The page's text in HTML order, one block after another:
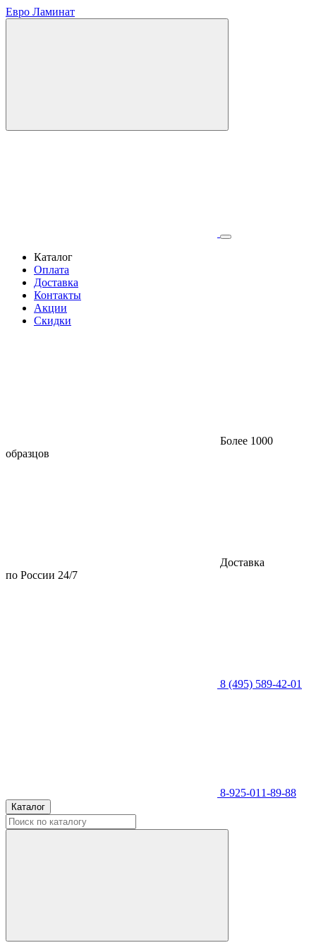
Евро Ламинат
Каталог
Оплата
Доставка
Контакты
Акции
Скидки
Более 1000
образцов
Доставка
по России 24/7
8 (495) 589-42-01
8-925-011-89-88
Каталог